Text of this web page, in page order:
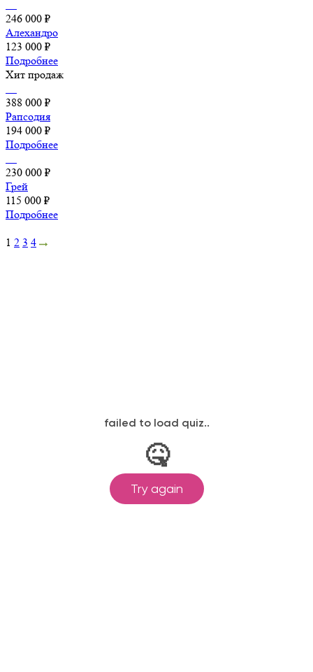
246 000 ₽
Алехандро
123 000 ₽
Подробнее
Хит продаж
388 000 ₽
Рапсодия
194 000 ₽
Подробнее
230 000 ₽
Грей
115 000 ₽
Подробнее
1 2 3 4